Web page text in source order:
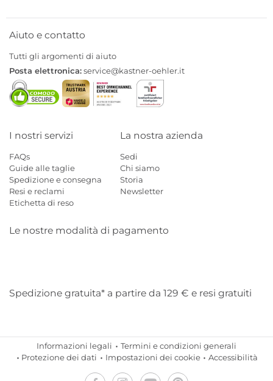
Aiuto e contatto
Tutti gli argomenti di aiuto
Posta elettronica:service@kastner-oehler.it
I nostri servizi
FAQs
Guide alle taglie
Spedizione e consegna
Resi e reclami
Etichetta di reso
La nostra azienda
Sedi
Chi siamo
Storia
Newsletter
Le nostre modalità di pagamento
Spedizione gratuita* a partire da 129 € e resi gratuiti
Informazioni legali
Termini e condizioni generali
Protezione dei dati
Impostazioni dei cookie Accessibilità